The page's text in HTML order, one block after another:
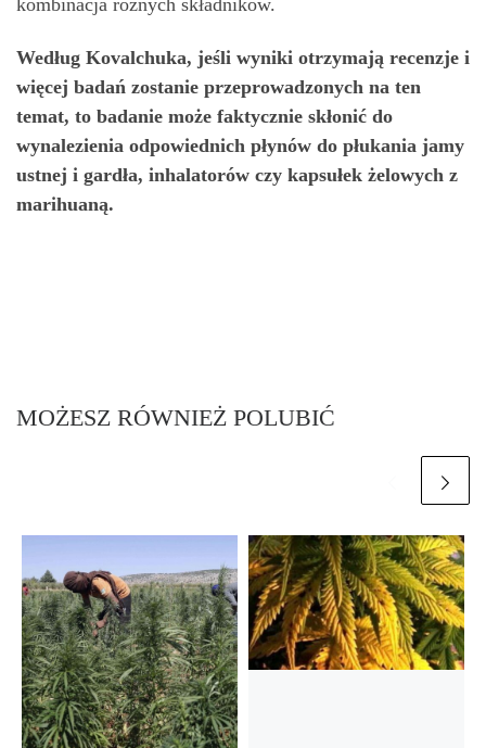
Według Kovalchuka, jeśli wyniki otrzymają recenzje i
więcej badań zostanie przeprowadzonych na ten
temat, to badanie może faktycznie skłonić do
wynalezienia odpowiednich płynów do płukania jamy
ustnej i gardła, inhalatorów czy kapsułek żelowych z
marihuaną.
MOŻESZ RÓWNIEŻ POLUBIĆ